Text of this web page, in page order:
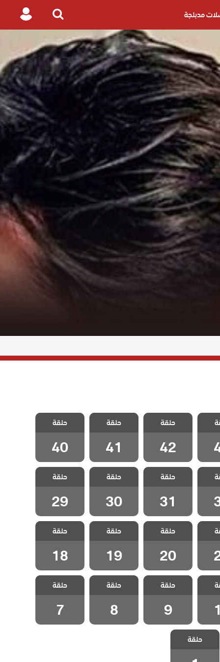
مدبلجة
Search
for
Login
مسلسل التضحية
الحلقة 42
حلقة
42
مسلسل التضحية
الحلقة 41
حلقة
41
مسلسل التضحية
الحلقة 40
حلقة
40
مسلسل التضحية
الحلقة 31
حلقة
31
مسلسل التضحية
الحلقة 30
حلقة
30
مسلسل التضحية
الحلقة 29
حلقة
29
مسلسل التضحية
الحلقة 20
حلقة
20
مسلسل التضحية
الحلقة 19
حلقة
19
مسلسل التضحية
الحلقة 18
حلقة
18
مسلسل التضحية
الحلقة 9
حلقة
9
مسلسل التضحية
الحلقة 8
حلقة
8
مسلسل التضحية
الحلقة 7
حلقة
7
مسلسل التضحية
الحلقة 1
حلقة